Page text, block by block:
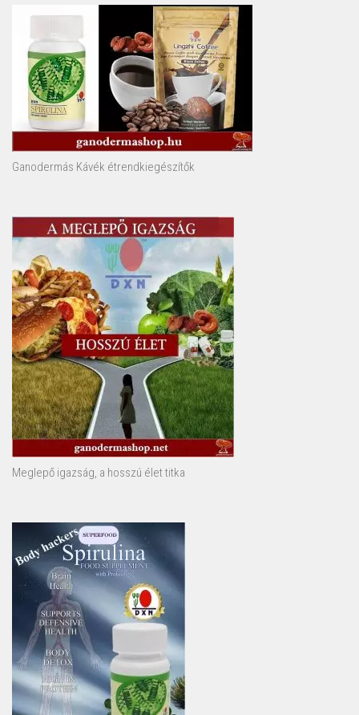
Ganodermás Kávék étrendkiegészítők
Meglepő igazság, a hosszú élet titka